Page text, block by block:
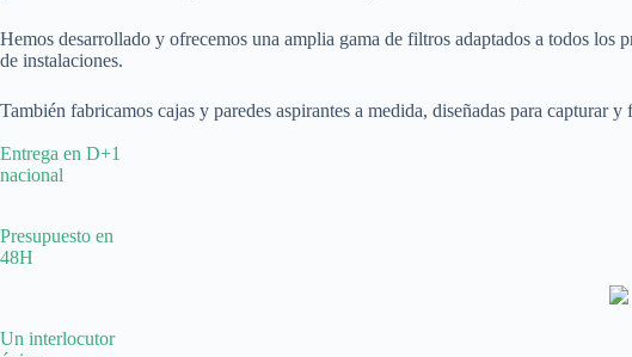
Hemos desarrollado y ofrecemos una amplia gama de filtros adaptados a todos los
de instalaciones.
También fabricamos cajas y paredes aspirantes a medida, diseñadas para
Entrega en D+1
nacional
Presupuesto en
48H
Un interlocutor